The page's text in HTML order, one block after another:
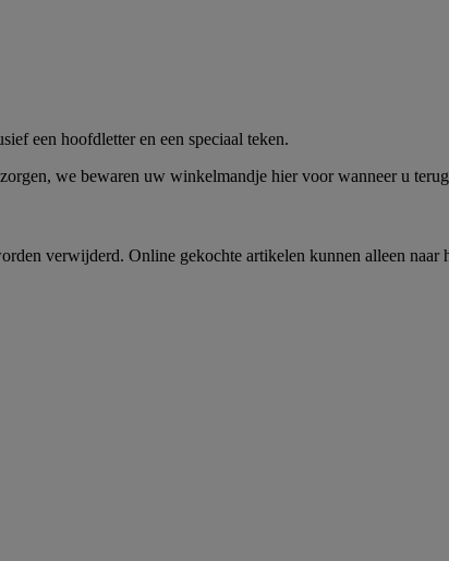
een hoofdletter en een speciaal teken.
we bewaren uw winkelmandje hier voor wanneer u
verwijderd. Online gekochte artikelen kunnen alleen naar